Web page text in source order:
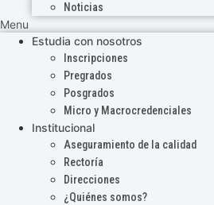
Noticias
Menu
Estudia con nosotros
Inscripciones
Pregrados
Posgrados
Micro y Macrocredenciales
Institucional
Aseguramiento de la calidad
Rectoría
Direcciones
¿Quiénes somos?